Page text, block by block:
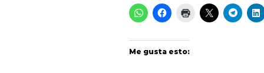
Me gusta esto: